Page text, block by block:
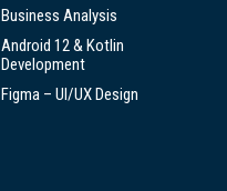
Business Analysis
Android 12 & Kotlin
Development
Figma – UI/UX Design